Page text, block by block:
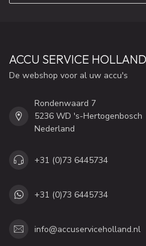
ACCU SERVICE HOLLAND
De webshop voor al uw accu's
Rondenwaard 7
5236 WD 's-Hertogenbosch
Nederland
+31 (0)73 6445734
+31 (0)73 6445734
info@accuserviceholland.nl